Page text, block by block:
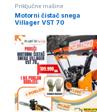
Priključne mašine
Motorni čistač snega
Villager VST 70